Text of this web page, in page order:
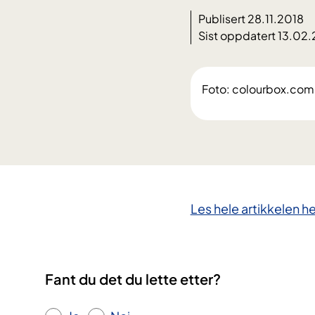
Publisert 28.11.2018
Sist oppdatert
Foto: colourbox.com
​Les hele artikkelen
Fant du det du lette etter?